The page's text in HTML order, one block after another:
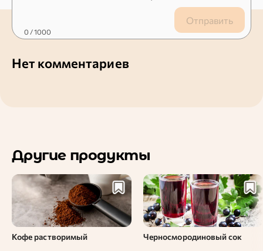
Отправить
0 / 1000
Нет комментариев
Другие продукты
Кофе растворимый Черносмородиновый сок